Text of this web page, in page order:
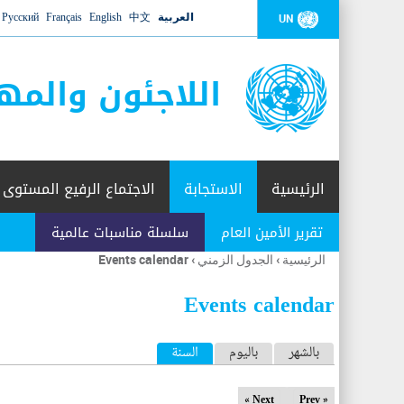
UN العربية 中文
English
Français
Русский
اللاجئون
الرئيسية الاستجابة
تقرير الأمين العام سلسلة مناسبات عالمية
الاجتماع الرفيع المستوى
أنت
هنا
الرئيسية › الجدول الزمني ›
Events calendar
Events calendar
ا
ل
بالشهر باليوم السنة (علامة التبويب النشطة)